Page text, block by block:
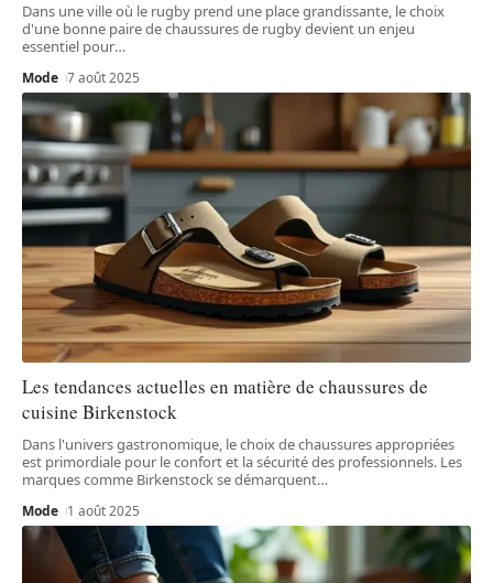
Dans une ville où le rugby prend une place grandissante, le choix
d'une bonne paire de chaussures de rugby devient un enjeu
essentiel pour…
Mode 7 août 2025
Les tendances actuelles en matière de chaussures de
cuisine Birkenstock
Dans l'univers gastronomique, le choix de chaussures appropriées
est primordiale pour le confort et la sécurité des professionnels. Les
marques comme Birkenstock se démarquent…
Mode 1 août 2025